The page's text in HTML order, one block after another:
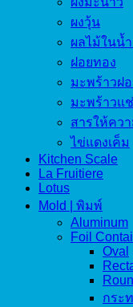
ผงวุ้น
ผลไม้ในน้
ฝอยทอง
มะพร้าวฝ
มะพร้าวแ
สารให้คว
ไข่แดงเค็ม
Kitchen Scale
La Fruitiere
Lotus
Mold | พิมพ์
Aluminum
Foil
Oval
กระ